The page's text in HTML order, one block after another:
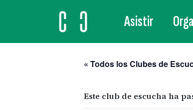
MAIN NAVIGATION
Asistir
« Todos los Clubes de
Este club de escucha ha